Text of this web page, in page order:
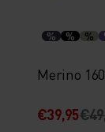
% % %
Merino
€39,95